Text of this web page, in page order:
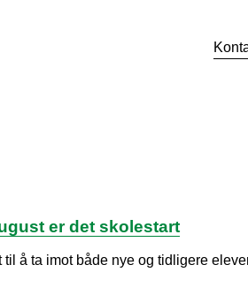
er det skolestart
til å ta imot både nye og tidligere